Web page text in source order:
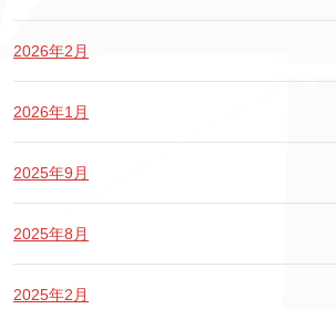
2026年2月
2026年1月
2025年9月
2025年8月
2025年2月